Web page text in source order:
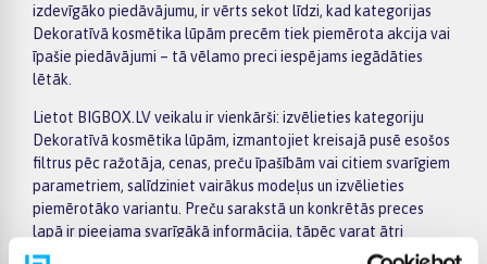
izdevīgāko piedāvājumu, ir vērts sekot līdzi, kad kategorijas
Dekoratīvā kosmētika lūpām precēm tiek piemērota akcija vai
īpašie piedāvājumi – tā vēlamo preci iespējams iegādāties
lētāk.
Lietot BIGBOX.LV veikalu ir vienkārši: izvēlieties kategoriju
Dekoratīvā kosmētika lūpām, izmantojiet kreisajā pusē esošos
filtrus pēc ražotāja, cenas, preču īpašībām vai citiem svarīgiem
parametriem, salīdziniet vairākus modeļus un izvēlieties
piemērotāko variantu. Preču sarakstā un konkrētās preces
lapā ir pieejama svarīgākā informācija, tāpēc varat ātri
novērtēt tehniskos datus, piegādes termiņu un pirkuma